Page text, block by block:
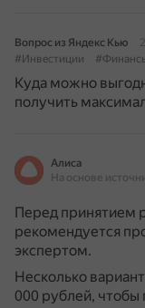
Вопрос из Яндекс Кью
#Инвестиции
#Финансы
Куда можно
получить
Алиса
Перед принятием
рекомендуется
экспертом.
Несколько
000 рублей, чтобы